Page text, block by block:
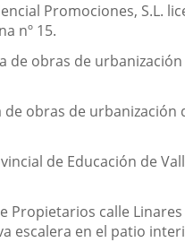
Promociones, S.L.
nº 15.
de obras de
de obras de
de Educación de
Propietarios calle
escalera en el patio